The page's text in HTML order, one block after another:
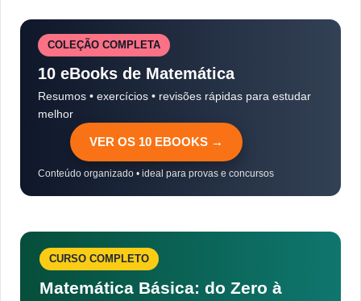
COLEÇÃO COMPLETA
10 eBooks de Matemática
Resumos • exercícios • revisões rápidas para estudar
melhor
VER OS 10 EBOOKS →
Conteúdo organizado • ideal para provas e concursos
CURSO COMPLETO
Matemática Básica: do Zero à